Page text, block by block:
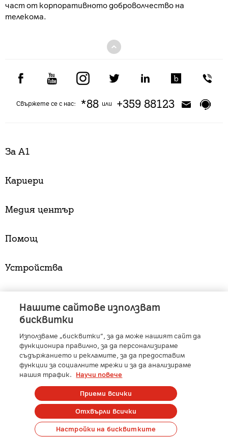
част от корпоративното доброволчество на
телекома.
Свържете се с нас: *88или +359 88123
За А1
Кариери
Медия център
Помощ
Устройства
A1 Austria - A1 Croatia - A1 Serbia - A1 Belarus
A1 Bulgaria
- A1 Macedonia - A1 Slovenia
A1 Digital
- Member of A1 Group
Copyright © 2025 А1 България. | Protected by reCAPTCHA
Сметка Общи условия
Управление на лични данни
Карти на покритие Профилактики и аварии
Нашите сайтове използват
бисквитки
Използваме „бисквитки“, за да може нашият сайт да
функционира правилно, за да персонализираме
съдържанието и рекламите, за да предоставим
функции за социалните мрежи и за да анализираме
нашия трафик.
Научи повече
Настройки на бисквитките
Отхвърли всички
Приеми всички